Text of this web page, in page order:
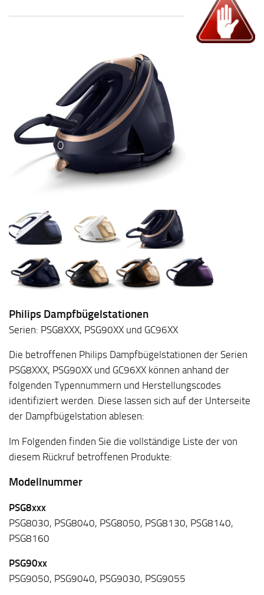
Philips Dampfbügelstationen
Serien: PSG8XXX, PSG90XX und GC96XX
Die betroffenen Philips Dampfbügelstationen der Serien
PSG8XXX, PSG90XX und GC96XX können anhand der
folgenden Typennummern und Herstellungscodes
identifiziert werden. Diese lassen sich auf der Unterseite
der Dampfbügelstation ablesen:
Im Folgenden finden Sie die vollständige Liste der von
diesem Rückruf betroffenen Produkte:
Modellnummer
PSG8xxx
PSG8030, PSG8040, PSG8050, PSG8130, PSG8140,
PSG8160
PSG90xx
PSG9050, PSG9040, PSG9030, PSG9055